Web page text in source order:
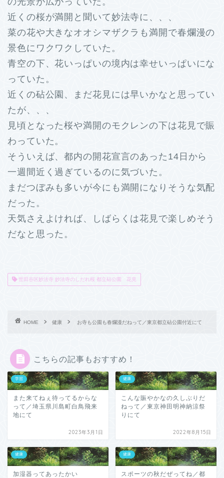
近くの桜が満開と聞いて妙法寺に、、、
菜の花や大きなオオシマザクラも満開で春爛漫の
景色にワクワクしていた。
青空の下、花いっぱいの境内は幸せいっぱいにな
っていた。
近くの砧公園、まだ花見には早いかなと思ってい
たが、、、
見頃となった桜や満開のモクレンの下は花見で賑
わっていた。
そういえば、都内の開花宣言のあった14日から
一週間近く過ぎているのに気づいた。
まだつぼみも多いが今にも満開になりそうな気配
だった。
天気さえよければ、しばらくは花見で楽しめそう
だなと思った。
世田谷区妙法寺 妙法寺のしだれ桜 都立砧公園 花見
HOME 健康 お寺も公園も春爛漫だねって／東京都立砧公園付近にて
こちらの記事もおすすめ！
学習
また来てねぇ待ってるからな
って／埼玉県川島町白鳥飛来
地にて
2023年3月1日
健康
こんな賑やかなの久しぶりだ
ねって／東京神田明神納涼祭
りにて
2022年8月15日
健康
加湿器ってあったかい
健康
スポーツの秋だぜってね／都